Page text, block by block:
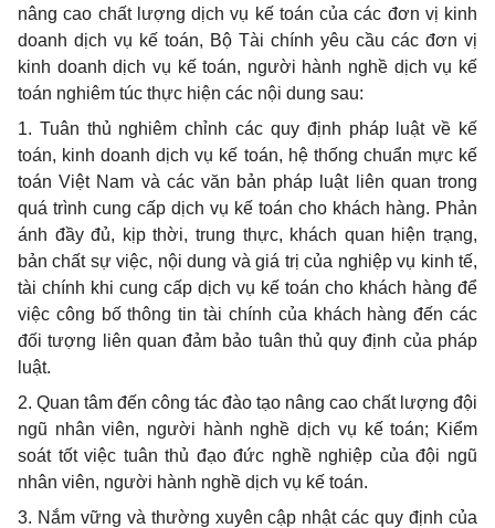
nâng cao chất lượng dịch vụ kế toán của các đơn vị kinh
doanh dịch vụ kế toán, Bộ Tài chính yêu cầu các đơn vị
kinh doanh dịch vụ kế toán, người hành nghề dịch vụ kế
toán nghiêm túc thực hiện các nội dung sau:
1. Tuân thủ nghiêm chỉnh các quy định pháp luật về kế
toán, kinh doanh dịch vụ kế toán, hệ thống chuẩn mực kế
toán Việt Nam và các văn bản pháp luật liên quan trong
quá trình cung cấp dịch vụ kế toán cho khách hàng. Phản
ánh đầy đủ, kịp thời, trung thực, khách quan hiện trạng,
bản chất sự việc, nội dung và giá trị của nghiệp vụ kinh tế,
tài chính khi cung cấp dịch vụ kế toán cho khách hàng để
việc công bố thông tin tài chính của khách hàng đến các
đối tượng liên quan đảm bảo tuân thủ quy định của pháp
luật.
2. Quan tâm đến công tác đào tạo nâng cao chất lượng đội
ngũ nhân viên, người hành nghề dịch vụ kế toán; Kiểm
soát tốt việc tuân thủ đạo đức nghề nghiệp của đội ngũ
nhân viên, người hành nghề dịch vụ kế toán.
3. Nắm vững và thường xuyên cập nhật các quy định của